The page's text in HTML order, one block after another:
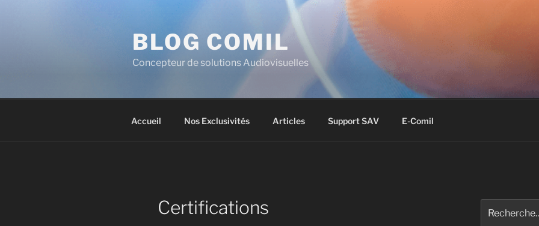
BLOG COMIL
Concepteur de solutions Audiovisuelles
Accueil Nos Exclusivités Articles Support SAV E-Comil
Certifications